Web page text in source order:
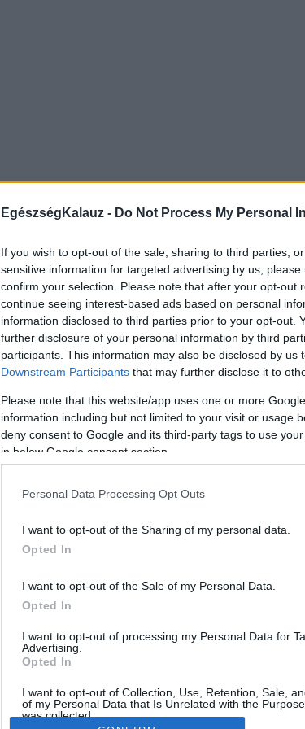
EgészségKalauz - Do Not Process My Personal
If you wish to opt-out of the sale, sharing to third parties,
sensitive information for targeted advertising by us,
confirm your selection. Please note that after your opt-out
continue seeing interest-based ads based on personal
information disclosed to third parties prior to your opt-out.
further disclosure of your personal information by third
participants. This information may also be disclosed by us
Downstream Participants that may further disclose it to
Please note that this website/app uses one or more
information including but not limited to your visit or usage
deny consent to Google and its third-party tags to use
in below Google consent section.
Personal Data Processing Opt Outs
I want to opt-out of the Sharing of my personal data.
Opted In
I want to opt-out of the Sale of my Personal Data.
Opted In
I want to opt-out of processing my Personal Data for
Advertising.
Opted In
I want to opt-out of Collection, Use, Retention, Sale,
of my Personal Data that Is Unrelated with the
was collected.